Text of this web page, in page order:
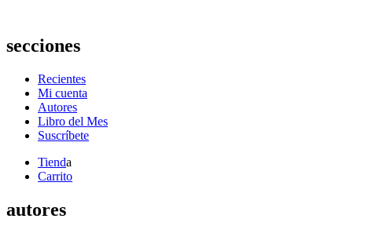
secciones
Recientes
Mi cuenta
Autores
Libro del Mes
Suscríbete
Tienda
Carrito
autores